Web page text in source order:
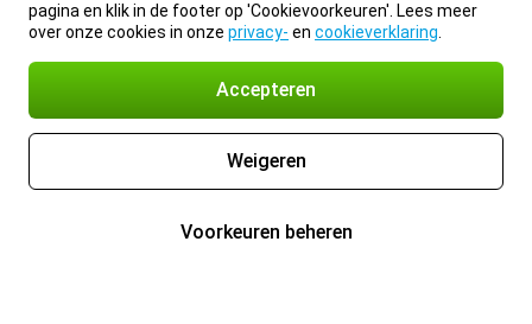
pagina en klik in de footer op 'Cookievoorkeuren'. Lees meer
over onze cookies in onze privacy- en cookieverklaring
Accepteren
Weigeren
Voorkeuren beheren